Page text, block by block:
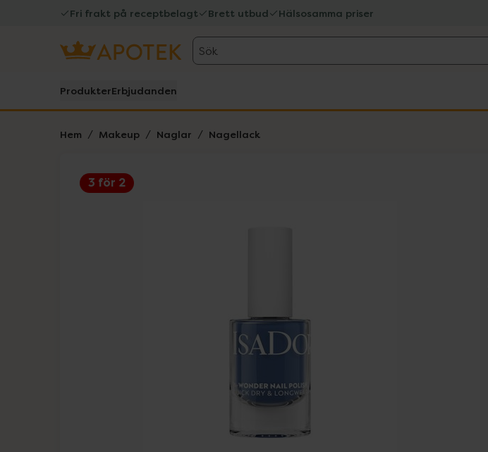
Fri frakt på receptbelagt Brett utbud Hälsosamma priser
Sök
ProdukterErbjudanden
Hem Makeup Naglar Nagellack
3 för 2